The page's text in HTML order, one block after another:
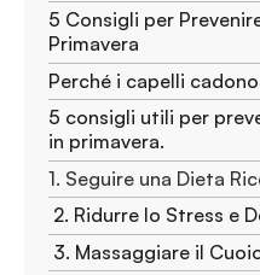
5 Consigli per
Primavera
Perché i capelli
5 consigli utili per
in primavera.
1. Seguire una Dieta
2. Ridurre lo Stress e
3. Massaggiare il